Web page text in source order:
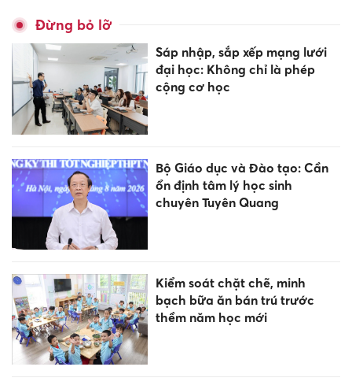
Đừng bỏ lỡ
Sáp nhập, sắp xếp mạng lưới
đại học: Không chỉ là phép
cộng cơ học
Bộ Giáo dục và Đào tạo: Cần
ổn định tâm lý học sinh
chuyên Tuyên Quang
Kiểm soát chặt chẽ, minh
bạch bữa ăn bán trú trước
thềm năm học mới